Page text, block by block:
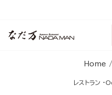
content
Home /
レストラン ·